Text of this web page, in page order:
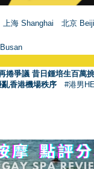
上海 Shanghai
北京
捲爭議 昔日鍾培生百萬
香港機場秩序 #港男